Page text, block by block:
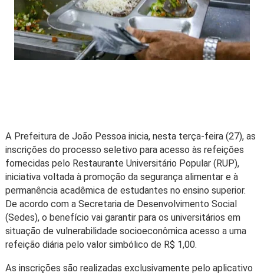
A Prefeitura de João Pessoa inicia, nesta terça-feira (27), as
inscrições do processo seletivo para acesso às refeições
fornecidas pelo Restaurante Universitário Popular (RUP),
iniciativa voltada à promoção da segurança alimentar e à
permanência acadêmica de estudantes no ensino superior.
De acordo com a Secretaria de Desenvolvimento Social
(Sedes), o benefício vai garantir para os universitários em
situação de vulnerabilidade socioeconômica acesso a uma
refeição diária pelo valor simbólico de R$ 1,00.
As inscrições são realizadas exclusivamente pelo aplicativo